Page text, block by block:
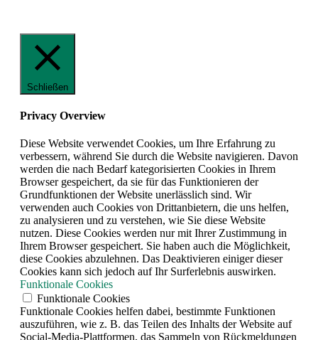
Schließen
Privacy Overview
Diese Website verwendet Cookies, um Ihre Erfahrung zu
verbessern, während Sie durch die Website navigieren. Davon
werden die nach Bedarf kategorisierten Cookies in Ihrem
Browser gespeichert, da sie für das Funktionieren der
Grundfunktionen der Website unerlässlich sind. Wir
verwenden auch Cookies von Drittanbietern, die uns helfen,
zu analysieren und zu verstehen, wie Sie diese Website
nutzen. Diese Cookies werden nur mit Ihrer Zustimmung in
Ihrem Browser gespeichert. Sie haben auch die Möglichkeit,
diese Cookies abzulehnen. Das Deaktivieren einiger dieser
Cookies kann sich jedoch auf Ihr Surferlebnis auswirken.
Funktionale Cookies
Funktionale Cookies
Funktionale Cookies helfen dabei, bestimmte Funktionen
auszuführen, wie z. B. das Teilen des Inhalts der Website auf
Social-Media-Plattformen, das Sammeln von Rückmeldungen